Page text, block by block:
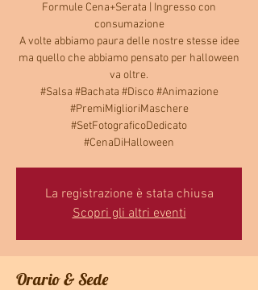
Formule Cena+Serata | Ingresso con
consumazione
A volte abbiamo paura delle nostre stesse idee
ma quello che abbiamo pensato per halloween
va oltre.
#Salsa #Bachata #Disco #Animazione
#PremiMiglioriMaschere
#SetFotograficoDedicato
#CenaDiHalloween
La registrazione è stata chiusa
Scopri gli altri eventi
Orario & Sede